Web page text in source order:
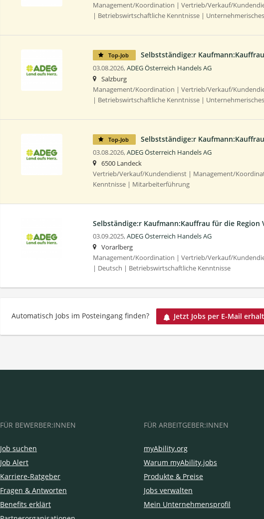
Management/Koordination | Vertrieb/Verkauf/
| Betriebswirtschaftliche Kenntnisse |
Top-Job Selbstständige:r
03.08.2026,ADEG Österreich Handels AG
Salzburg
Management/Koordination | Vertrieb/Verkauf/
| Betriebswirtschaftliche Kenntnisse |
Top-Job Selbstständige:r
03.08.2026,ADEG Österreich Handels AG
6500 Landeck
Vertrieb/Verkauf/Kundendienst | Management/
Kenntnisse | Mitarbeiterführung
Selbständige:r Kaufmann:Kauffrau für die Region
03.09.2025,ADEG Österreich Handels AG
Vorarlberg
Management/Koordination | Vertrieb/Verkauf/
| Deutsch | Betriebswirtschaftliche Kenntnisse
Automatisch Jobs im Posteingang finden? Jetzt Jobs per E-Mail
FÜR BEWERBER:INNEN
Job suchen
Job Alert
Karriere-Ratgeber
Fragen & Antworten
Benefits erklärt
FÜR ARBEITGEBER:INNEN
myAbility.org
Warum myAbility.jobs
Produkte & Preise
Jobs verwalten
Mein Unternehmensprofil